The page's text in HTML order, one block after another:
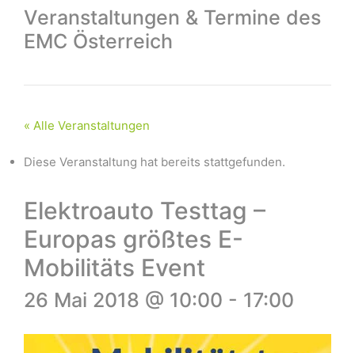
Veranstaltungen & Termine des
EMC Österreich
« Alle Veranstaltungen
Diese Veranstaltung hat bereits stattgefunden.
Elektroauto Testtag –
Europas größtes E-
Mobilitäts Event
26 Mai 2018 @ 10:00 - 17:00